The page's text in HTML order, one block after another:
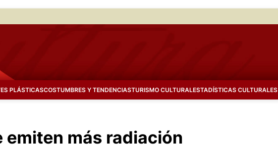
PLÁSTICASCOSTUMBRES Y TENDENCIASTURISMO CULTURALESTADÍSTICAS CULTURALES
emiten más radiación